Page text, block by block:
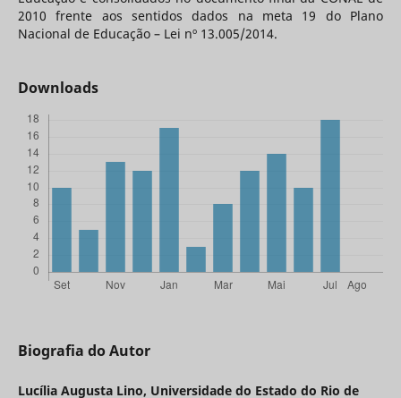
2010 frente aos sentidos dados na meta 19 do Plano
Nacional de Educação – Lei nº 13.005/2014.
Downloads
Biografia do Autor
Lucília Augusta Lino, Universidade do Estado do Rio de